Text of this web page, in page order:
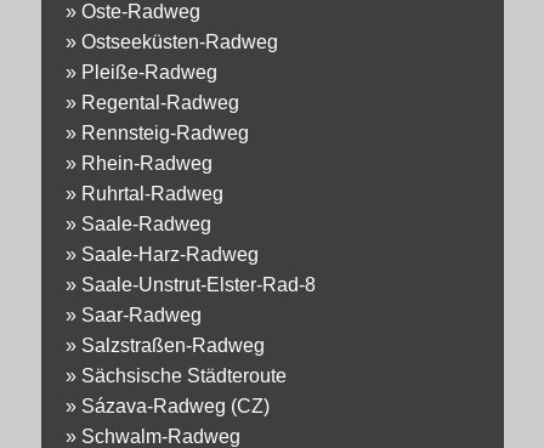
» Oste-Radweg
» Ostseeküsten-Radweg
» Pleiße-Radweg
» Regental-Radweg
» Rennsteig-Radweg
» Rhein-Radweg
» Ruhrtal-Radweg
» Saale-Radweg
» Saale-Harz-Radweg
» Saale-Unstrut-Elster-Rad-8
» Saar-Radweg
» Salzstraßen-Radweg
» Sächsische Städteroute
» Sázava-Radweg (CZ)
» Schwalm-Radweg